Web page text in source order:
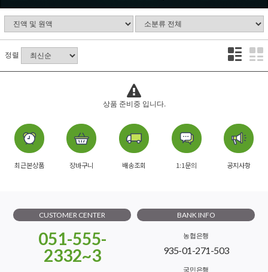
정렬
상품 준비중 입니다.
최근본상품 장바구니 배송조회 1:1문의 공지사항
CUSTOMER CENTER
051-555-
2332~3
BANK INFO
농협은행
935-01-271-503
국민은행